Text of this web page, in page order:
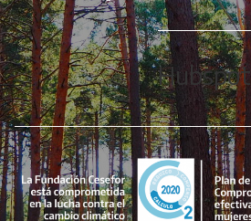
Hubspot